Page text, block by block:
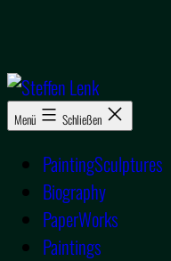
springen
Steffen
Menü Schließen
PaintingSculptures
Biography
PaperWorks
Paintings